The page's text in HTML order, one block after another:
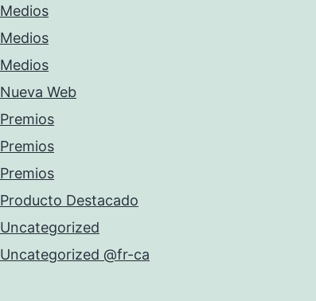
Medios
Medios
Medios
Nueva Web
Premios
Premios
Premios
Producto Destacado
Uncategorized
Uncategorized @fr-ca